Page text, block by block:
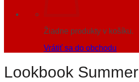
Žiadne produkty v košíku.
Vrátiť sa do obchodu
Lookbook Summer